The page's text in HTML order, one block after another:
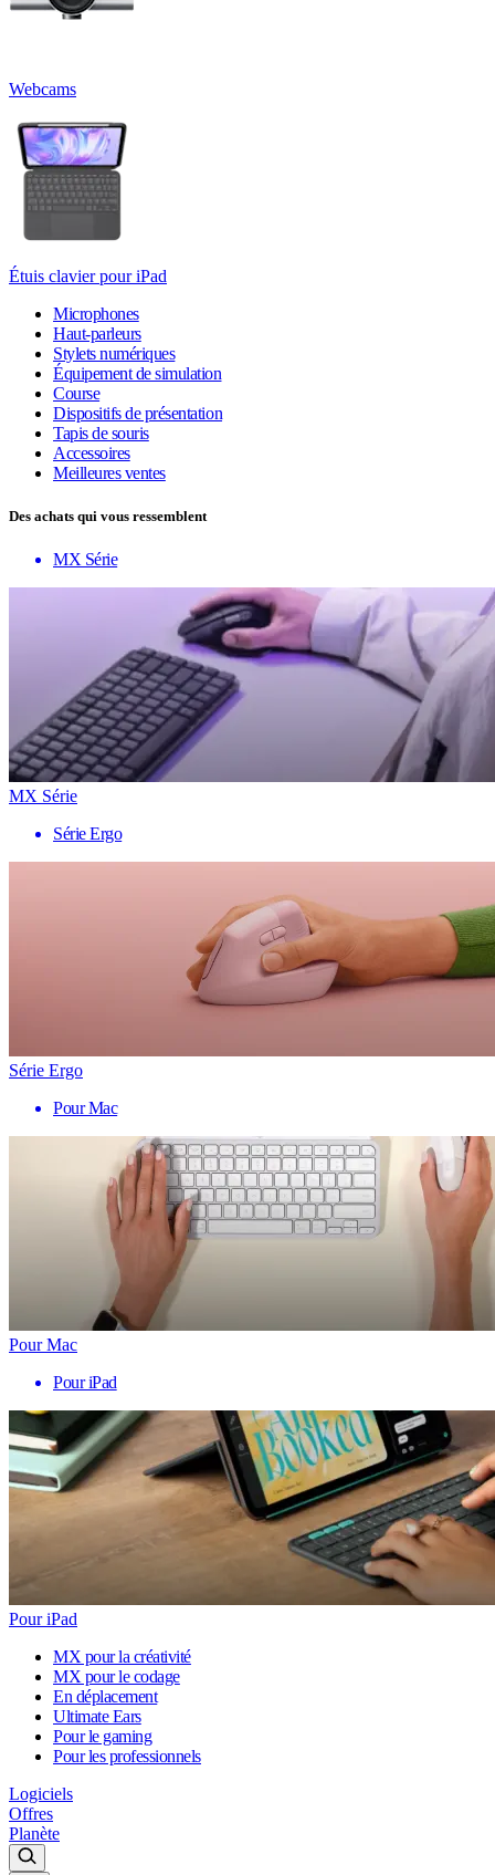
Webcams
Étuis clavier pour iPad
Microphones
Haut-parleurs
Stylets numériques
Équipement de simulation
Course
Dispositifs de présentation
Tapis de souris
Accessoires
Meilleures ventes
Des achats qui vous ressemblent
MX Série
MX Série
Série Ergo
Série Ergo
Pour Mac
Pour Mac
Pour iPad
Pour iPad
MX pour la créativité
MX pour le codage
En déplacement
Ultimate Ears
Pour le gaming
Pour les professionnels
Logiciels
Offres
Planète